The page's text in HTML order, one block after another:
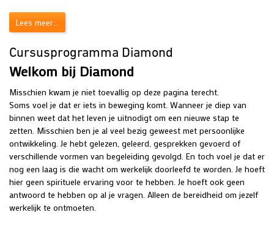
Lees meer...
Cursusprogramma Diamond
Welkom bij Diamond
Misschien kwam je niet toevallig op deze pagina terecht.
Soms voel je dat er iets in beweging komt. Wanneer je diep van
binnen weet dat het leven je uitnodigt om een nieuwe stap te
zetten. Misschien ben je al veel bezig geweest met persoonlijke
ontwikkeling. Je hebt gelezen, geleerd, gesprekken gevoerd of
verschillende vormen van begeleiding gevolgd. En toch voel je dat er
nog een laag is die wacht om werkelijk doorleefd te worden. Je hoeft
hier geen spirituele ervaring voor te hebben. Je hoeft ook geen
antwoord te hebben op al je vragen. Alleen de bereidheid om jezelf
werkelijk te ontmoeten.